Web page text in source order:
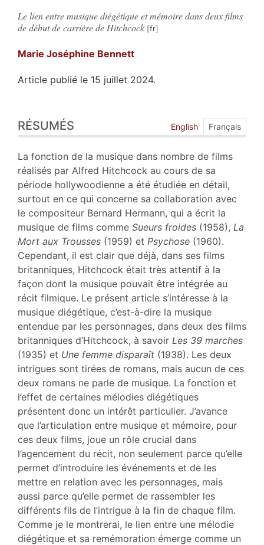
Le lien entre musique diégétique et mémoire dans deux films
de début de carrière de Hitchcock
Marie Joséphine Bennett
Article publié le 15 juillet 2024.
Index
Plan
Texte
Bibliographie
Notes
Citer cet article
Auteur
RÉSUMÉS English Français
La fonction de la musique dans nombre de films
réalisés par Alfred Hitchcock au cours de sa
période hollywoodienne a été étudiée en détail,
surtout en ce qui concerne sa collaboration avec
le compositeur Bernard Hermann, qui a écrit la
musique de films comme Sueurs froides (1958), La
Mort aux Trousses (1959) et Psychose (1960).
Cependant, il est clair que déjà, dans ses films
britanniques, Hitchcock était très attentif à la
façon dont la musique pouvait être intégrée au
récit filmique. Le présent article s’intéresse à la
musique diégétique, c’est-à-dire la musique
entendue par les personnages, dans deux des films
britanniques d’Hitchcock, à savoir Les 39 marches
(1935) et Une femme disparaît (1938). Les deux
intrigues sont tirées de romans, mais aucun de ces
deux romans ne parle de musique. La fonction et
l’effet de certaines mélodies diégétiques
présentent donc un intérêt particulier. J’avance
que l’articulation entre musique et mémoire, pour
ces deux films, joue un rôle crucial dans
l’agencement du récit, non seulement parce qu’elle
permet d’introduire les événements et de les
mettre en relation avec les personnages, mais
aussi parce qu’elle permet de rassembler les
différents fils de l’intrigue à la fin de chaque film.
Comme je le montrerai, le lien entre une mélodie
diégétique et sa remémoration émerge comme un